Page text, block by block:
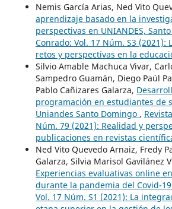
Nemis García Arias, Ned Vito
aprendizaje basado en la
perspectivas en UNIANDES,
Conrado: Vol. 17 Núm. S3 (2021):
retos y perspectivas en la
Silvio Amable Machuca Vivar,
Sampedro Guamán, Diego Paúl
Pablo Cañizares Galarza,
programación en estudiantes de
Uniandes Santo Domingo ,
Núm. 79 (2021): Realidad y
publicaciones en revistas
Ned Vito Quevedo Arnaiz, Fredy
Galarza, Silvia Marisol Gavilánez
Experiencias evaluativas online
durante la pandemia del Covid-19
Vol. 17 Núm. S1 (2021): La